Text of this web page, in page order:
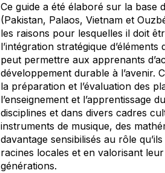
Ce guide a été élaboré sur la base
(Pakistan, Palaos, Vietnam et
les raisons pour lesquelles il doit
l’intégration stratégique
peut permettre aux apprenants
développement durable à l’avenir.
la préparation et l’évaluation des
l’enseignement et l’apprentissage
disciplines et dans divers cadres
instruments de musique, des
davantage sensibilisés au rôle
racines locales et en valorisant
générations.